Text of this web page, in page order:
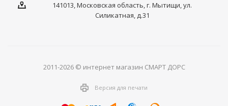
141013, Московская область, г. Мытищи, ул.
Силикатная, д.31
2011-2026 © интернет магазин СМАРТ ДОРС
Версия для печати